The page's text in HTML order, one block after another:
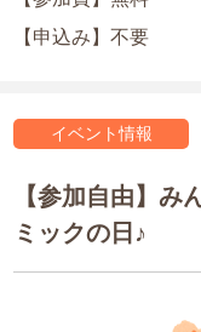
【申込み】不要
イベント情報
【参加自由】み
ミックの日♪